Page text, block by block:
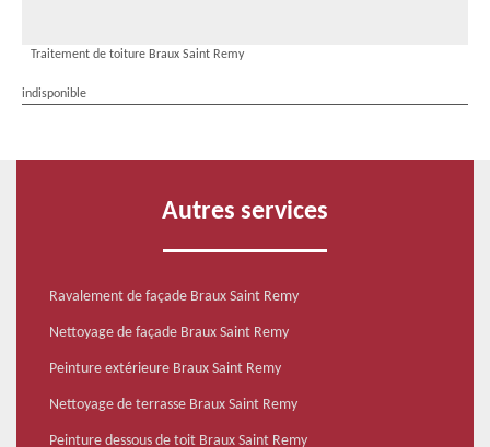
Traitement de toiture Braux Saint Remy
indisponible
Autres services
Ravalement de façade Braux Saint Remy
Nettoyage de façade Braux Saint Remy
Peinture extérieure Braux Saint Remy
Nettoyage de terrasse Braux Saint Remy
Peinture dessous de toit Braux Saint Remy